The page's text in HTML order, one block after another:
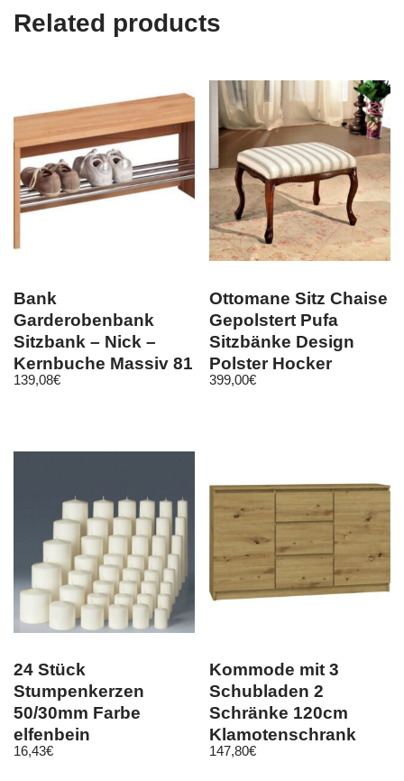
Related products
Bank
Garderobenbank
Sitzbank – Nick –
Kernbuche Massiv 81
x 40 cm
139,08€
Ottomane Sitz Chaise
Gepolstert Pufa
Sitzbänke Design
Polster Hocker
Fußhocker
399,00€
24 Stück
Stumpenkerzen
50/30mm Farbe
elfenbein
16,43€
Kommode mit 3
Schubladen 2
Schränke 120cm
Klamotenschrank
Sideboard Artisan
147,80€